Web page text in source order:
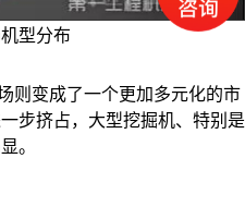
型分布
则变成了一个更加多元化的市
步挤占，大型挖掘机、特别是
。